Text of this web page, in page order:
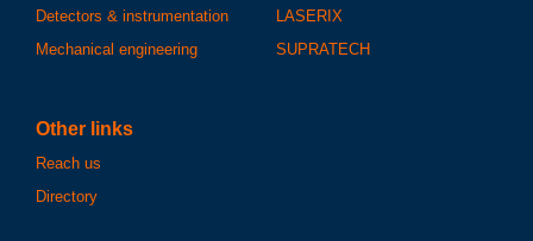
Detectors & instrumentation
Mechanical engineering
LASERIX
SUPRATECH
Other links
Reach us
Directory